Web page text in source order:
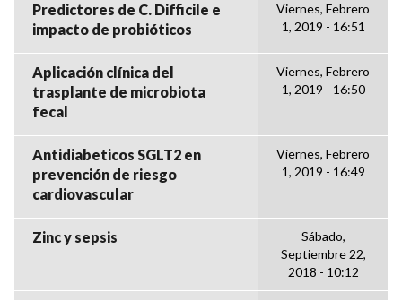
Predictores de C. Difficile e
impacto de probióticos
Viernes, Febrero
1, 2019 - 16:51
Aplicación clínica del
trasplante de microbiota
fecal
Viernes, Febrero
1, 2019 - 16:50
Antidiabeticos SGLT2 en
prevención de riesgo
cardiovascular
Viernes, Febrero
1, 2019 - 16:49
Zinc y sepsis
Sábado,
Septiembre 22,
2018 - 10:12